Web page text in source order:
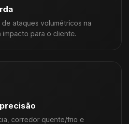
ataques volumétricos na
para o cliente.
corredor quente/frio e